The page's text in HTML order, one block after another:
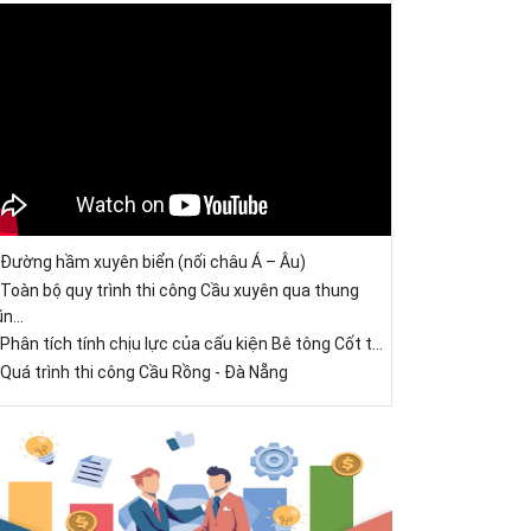
Đường hầm xuyên biển (nối châu Á – Âu)
Toàn bộ quy trình thi công Cầu xuyên qua thung
Phân tích tính chịu lực của cấu kiện Bê tông Cốt t...
Quá trình thi công Cầu Rồng - Đà Nẵng